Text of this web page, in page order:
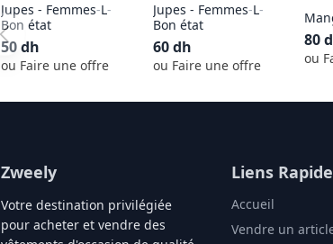
Jupes - Femmes-L-
Bon état
50dh
ou Faire une offre
Jupes - Femmes-L-
Bon état
60dh
ou Faire une offre
80
ou
Zweely
Votre destination privilégiée
pour acheter et vendre des
Liens
Accueil
Vendre un